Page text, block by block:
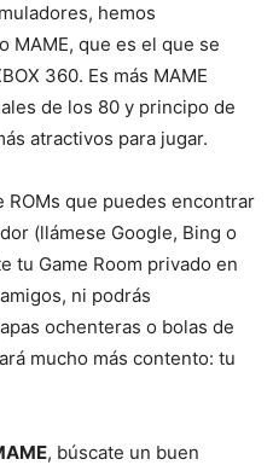
hemos
MAME, que es el que se
360. Es más MAME
de los 80 y principo de
atractivos para jugar.
ROMs que puedes encontrar
(llámese Google, Bing o
tu Game Room privado en
ni podrás
ochenteras o bolas de
mucho más contento: tu
, búscate un buen